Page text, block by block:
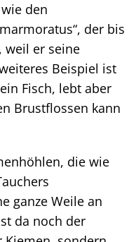
den
der bis
weil er seine
Beispiel ist
Fisch, lebt aber
Brustflossen kann
die wie
ganze Weile an
da noch der